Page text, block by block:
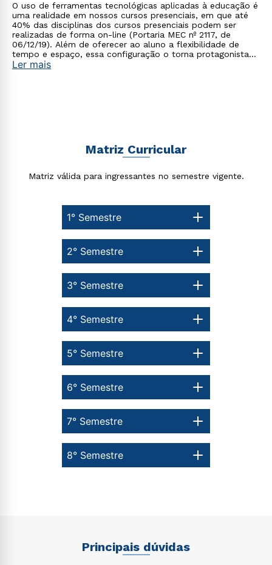
O uso de ferramentas tecnológicas aplicadas à educação é
uma realidade em nossos cursos presenciais, em que até
40% das disciplinas dos cursos presenciais podem ser
realizadas de forma on-line (Portaria MEC nº 2117, de
06/12/19). Além de oferecer ao aluno a flexibilidade de
tempo e espaço, essa configuração o torna protagonista
no processo de construção do seu conhecimento.
Ler mais
Matriz Curricular
Matriz válida para ingressantes no semestre vigente.
1° Semestre
8° Semestre
7° Semestre
6° Semestre
5° Semestre
4° Semestre
3° Semestre
2° Semestre
Principais dúvidas
Estou de acordo com a